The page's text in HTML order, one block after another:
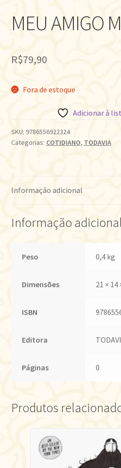
MEU AMIGO
R$79,90
Fora de estoque
Adicionar à
SKU: 9786556922324
Categorias: COTIDIANO, TODAVIA
Informação adicional
Informação
Peso 0,4 kg
Dimensões 21 × 14
ISBN
Editora
Páginas 0
Produtos